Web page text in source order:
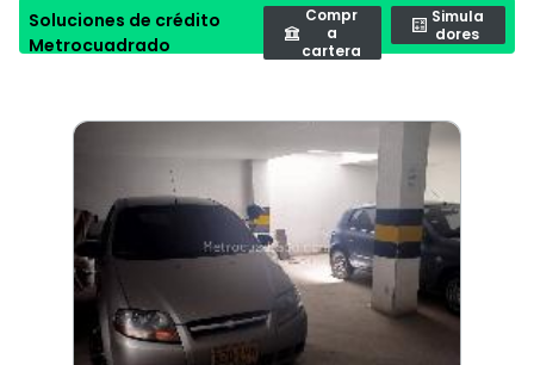
Soluciones de crédito
Metrocuadrado
Compr
a
cartera
Simula
dores